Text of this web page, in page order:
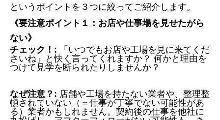
というポイントを３つに絞ってご紹介します。
《要注意ポイント１：お店や仕事場を見せたがら
ない》
チェック！: 「いつでもお店や工場を見に来てくだ
さいね」と快く言ってくれますか？ 何かと理由を
つけて見学を断られたりしませんか？
なぜ注意？: 店舗や工場を持たない業者や、整理整
頓されていない（＝仕事が丁寧でない可能性があ
る）業者かもしれません。契約後の仕事を他社に